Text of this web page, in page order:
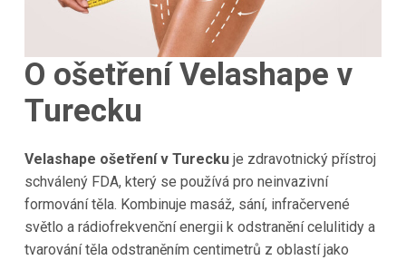
O ošetření Velashape v
Turecku
Velashape ošetření v Tureckuje zdravotnický přístroj
schválený FDA, který se používá pro neinvazivní
formování těla. Kombinuje masáž, sání, infračervené
světlo a rádiofrekvenční energii k odstranění celulitidy a
tvarování těla odstraněním centimetrů z oblastí jako